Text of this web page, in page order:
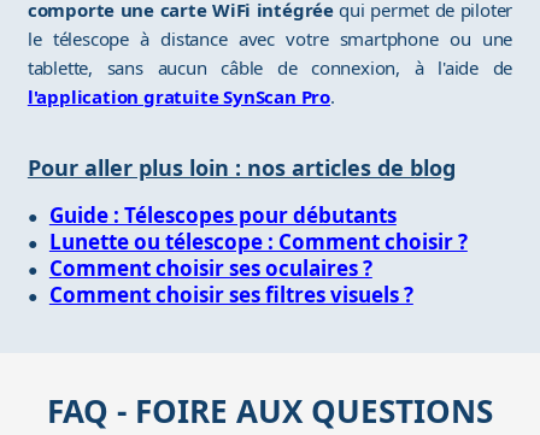
comporte une carte WiFi intégrée qui permet de piloter
le télescope à distance avec votre smartphone ou une
tablette, sans aucun câble de connexion, à l'aide de
l'application gratuite SynScan Pro.
Pour aller plus loin : nos articles de blog
Guide : Télescopes pour débutants
Lunette ou télescope : Comment choisir ?
Comment choisir ses oculaires ?
Comment choisir ses filtres visuels ?
FAQ - FOIRE AUX QUESTIONS